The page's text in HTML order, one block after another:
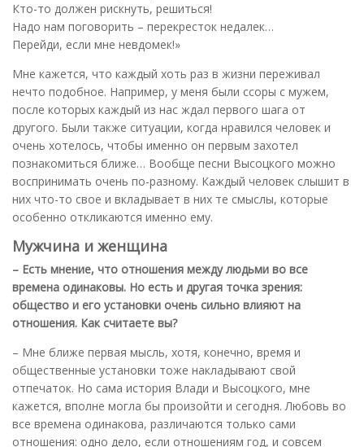
Кто-то должен рискнуть, решиться!
Надо нам поговорить – перекресток недалек…
Перейди, если мне невдомек!»
Мне кажется, что каждый хоть раз в жизни переживал
нечто подобное. Например, у меня были ссоры с мужем,
после которых каждый из нас ждал первого шага от
другого. Были также ситуации, когда нравился человек и
очень хотелось, чтобы именно он первым захотел
познакомиться ближе… Вообще песни Высоцкого можно
воспринимать очень по-разному. Каждый человек слышит в
них что-то свое и вкладывает в них те смыслы, которые
особенно откликаются именно ему.
Мужчина и женщина
– Есть мнение, что отношения между людьми во все
времена одинаковы. Но есть и другая точка зрения:
общество и его установки очень сильно влияют на
отношения. Как считаете вы?
– Мне ближе первая мысль, хотя, конечно, время и
общественные установки тоже накладывают свой
отпечаток. Но сама история Влади и Высоцкого, мне
кажется, вполне могла бы произойти и сегодня. Любовь во
все времена одинакова, различаются только сами
отношения: одно дело, если отношениям год, и совсем